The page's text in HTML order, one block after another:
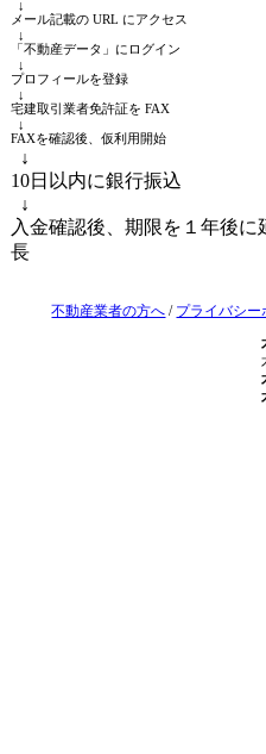
↓
メール記載の URL にアクセス
↓
「不動産データ」にログイン
↓
プロフィールを登録
↓
宅建取引業者免許証を FAX
↓
FAXを確認後、仮利用開始
↓
10日以内に銀行振込
↓
入金確認後、期限を１年後に
長
不動産業者の方へ / プライバシー